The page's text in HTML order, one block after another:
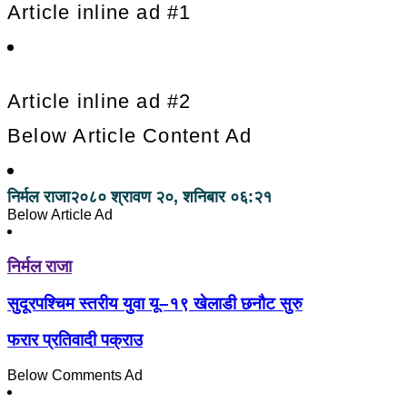
Article inline ad #1
Article inline ad #2
Below Article Content Ad
निर्मल राजा२०८० श्रावण २०, शनिबार ०६:२१
Below Article Ad
निर्मल राजा
सुदूरपश्चिम स्तरीय युवा यू–१९ खेलाडी छनौट सुरु
फरार प्रतिवादी पक्राउ
Below Comments Ad